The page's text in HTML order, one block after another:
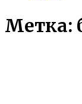
Метка: